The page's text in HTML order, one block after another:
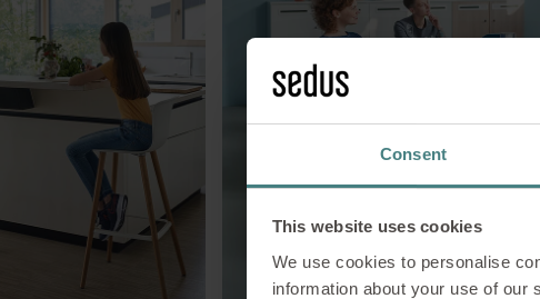
Consent
This website uses cookies
We use cookies to personalise
information about your use of our